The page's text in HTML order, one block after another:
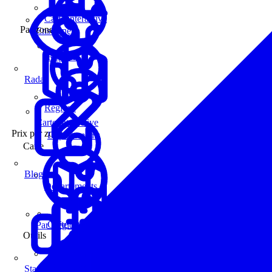
Enseignes
Carte interactive
Prix par zone
Par Région
Régions
Départements
Carte
Carte interactive
Outils
Carte interactive
Par zone
Régions
Départements
Radar
Blog
Statistiques